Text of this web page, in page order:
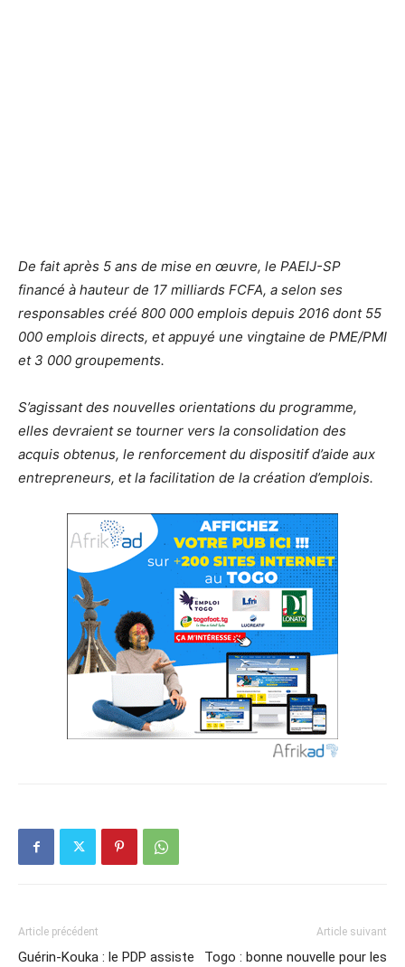
De fait après 5 ans de mise en œuvre, le PAEIJ-SP
financé à hauteur de 17 milliards FCFA, a selon ses
responsables créé 800 000 emplois depuis 2016 dont 55
000 emplois directs, et appuyé une vingtaine de PME/PMI
et 3 000 groupements.
S’agissant des nouvelles orientations du programme,
elles devraient se tourner vers la consolidation des
acquis obtenus, le renforcement du dispositif d’aide aux
entrepreneurs, et la facilitation de la création d’emplois.
Article précédent
Guérin-Kouka : le PDP assiste
Article suivant
Togo : bonne nouvelle pour les